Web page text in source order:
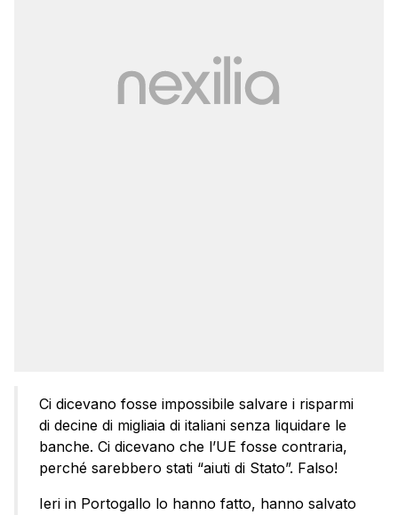
Ci dicevano fosse impossibile salvare i risparmi
di decine di migliaia di italiani senza liquidare le
banche. Ci dicevano che l’UE fosse contraria,
perché sarebbero stati “aiuti di Stato”. Falso!
Ieri in Portogallo lo hanno fatto, hanno salvato